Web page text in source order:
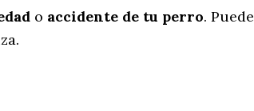
o accidente de tu perro. Puede